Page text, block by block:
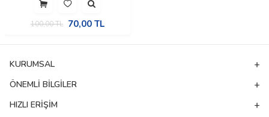
100,00TL 70,00TL
KURUMSAL
ÖNEMLI BILGILER
HIZLI ERIŞIM